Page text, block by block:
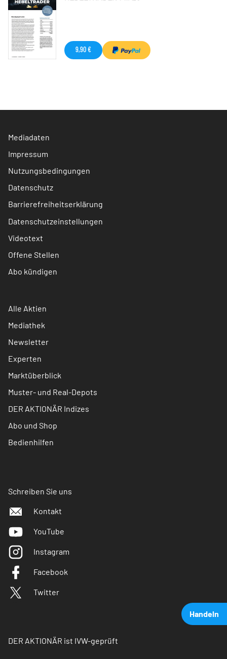
Handeln
9,90 €
Mediadaten
Impressum
Nutzungsbedingungen
Datenschutz
Barrierefreiheitserklärung
Datenschutzeinstellungen
Videotext
Offene Stellen
Abo kündigen
Alle Aktien
Mediathek
Newsletter
Experten
Marktüberblick
Muster- und Real-Depots
DER AKTIONÄR Indizes
Abo und Shop
Bedienhilfen
Schreiben Sie uns
Kontakt
YouTube
Instagram
Facebook
Twitter
DER AKTIONÄR ist IVW-geprüft